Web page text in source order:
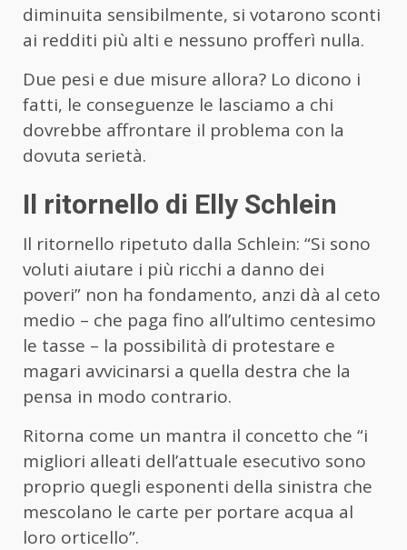
diminuita sensibilmente, si votarono sconti
ai redditi più alti e nessuno profferì nulla.
Due pesi e due misure allora? Lo dicono i
fatti, le conseguenze le lasciamo a chi
dovrebbe affrontare il problema con la
dovuta serietà.
Il ritornello di Elly Schlein
Il ritornello ripetuto dalla Schlein: “Si sono
voluti aiutare i più ricchi a danno dei
poveri” non ha fondamento, anzi dà al ceto
medio – che paga fino all’ultimo centesimo
le tasse – la possibilità di protestare e
magari avvicinarsi a quella destra che la
pensa in modo contrario.
Ritorna come un mantra il concetto che “i
migliori alleati dell’attuale esecutivo sono
proprio quegli esponenti della sinistra che
mescolano le carte per portare acqua al
loro orticello”.